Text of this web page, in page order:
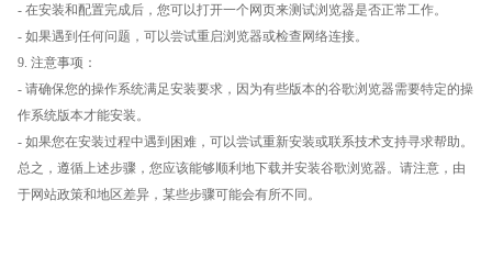
- 在安装和配置完成后，您可以打开一个网页来测试浏览器是否正常工作。
- 如果遇到任何问题，可以尝试重启浏览器或检查网络连接。
9. 注意事项：
- 请确保您的操作系统满足安装要求，因为有些版本的谷歌浏览器需要特定的操
作系统版本才能安装。
- 如果您在安装过程中遇到困难，可以尝试重新安装或联系技术支持寻求帮助。
总之，遵循上述步骤，您应该能够顺利地下载并安装谷歌浏览器。请注意，由
于网站政策和地区差异，某些步骤可能会有所不同。